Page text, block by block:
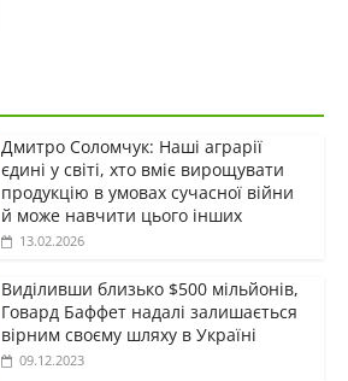
Дмитро Соломчук: Наші аграрії
єдині у світі, хто вміє вирощувати
продукцію в умовах сучасної війни
й може навчити цього інших
13.02.2026
Виділивши близько $500 мільйонів,
Говард Баффет надалі залишається
вірним своєму шляху в Україні
09.12.2023